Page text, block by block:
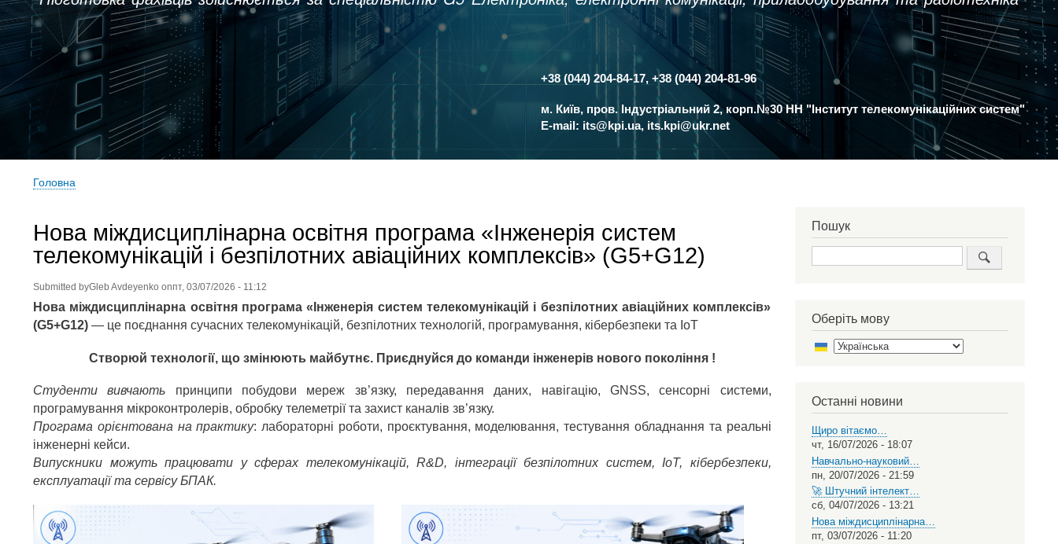
+38 (044) 204-84-17, +38 (044) 204-81-96
м. Київ, пров. Індустріальний 2, корп.№30 НН "Інститут телекомунікаційних систем"
E-mail: its@kpi.ua, its.kpi@ukr.net
Головна
Нова міждисциплінарна освітня програма «Інженерія систем
телекомунікацій і безпілотних авіаційних комплексів» (G5+G12)
Submitted byGleb Avdeyenko onпт, 03/07/2026 - 11:12
Нова міждисциплінарна освітня програма «Інженерія систем телекомунікацій і безпілотних авіаційних комплексів»
(G5+G12) — це поєднання сучасних телекомунікацій, безпілотних технологій, програмування, кібербезпеки та IoT
Створюй технології, що змінюють майбутнє. Приєднуйся до команди інженерів нового покоління !
Студенти вивчають принципи побудови мереж зв’язку, передавання даних, навігацію, GNSS, сенсорні системи,
програмування мікроконтролерів, обробку телеметрії та захист каналів зв’язку.
Програма орієнтована на практику: лабораторні роботи, проєктування, моделювання, тестування обладнання та реальні
інженерні кейси.
Випускники можуть працювати у сферах телекомунікацій, R&D, інтеграції безпілотних систем, IoT, кібербезпеки,
експлуатації та сервісу БПАК.
Пошук
Оберіть мову
Останні новини
Щиро вітаємо…
чт, 16/07/2026 - 18:07
Навчально-науковий…
пн, 20/07/2026 - 21:59
🚀 Штучний інтелект…
сб, 04/07/2026 - 13:21
Нова міждисциплінарна…
пт, 03/07/2026 - 11:20